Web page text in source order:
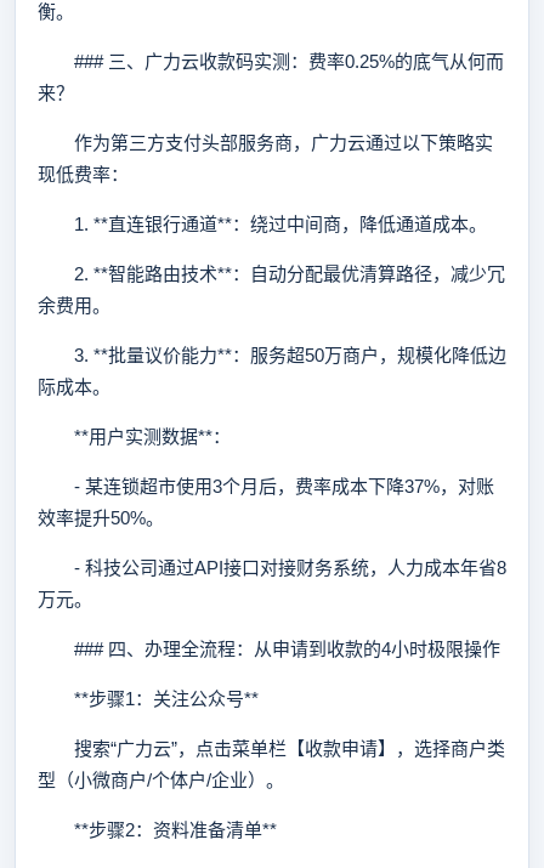
衡。
### 三、广力云收款码实测：费率0.25%的底气从何而
来？
作为第三方支付头部服务商，广力云通过以下策略实
现低费率：
1. **直连银行通道**：绕过中间商，降低通道成本。
2. **智能路由技术**：自动分配最优清算路径，减少冗
余费用。
3. **批量议价能力**：服务超50万商户，规模化降低边
际成本。
**用户实测数据**：
- 某连锁超市使用3个月后，费率成本下降37%，对账
效率提升50%。
- 科技公司通过API接口对接财务系统，人力成本年省8
万元。
### 四、办理全流程：从申请到收款的4小时极限操作
**步骤1：关注公众号**
搜索“广力云”，点击菜单栏【收款申请】，选择商户类
型（小微商户/个体户/企业）。
**步骤2：资料准备清单**